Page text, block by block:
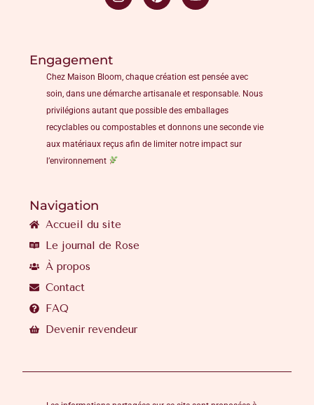
Engagement
Chez Maison Bloom, chaque création est pensée avec
soin, dans une démarche artisanale et responsable. Nous
privilégions autant que possible des emballages
recyclables ou compostables et donnons une seconde vie
aux matériaux reçus afin de limiter notre impact sur
l’environnement
Navigation
Accueil du site
Le journal de Rose
À propos
Contact
FAQ
Devenir revendeur